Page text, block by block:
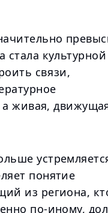
культурной
связи,
а живая,
понятие
из региона,
по-иному,